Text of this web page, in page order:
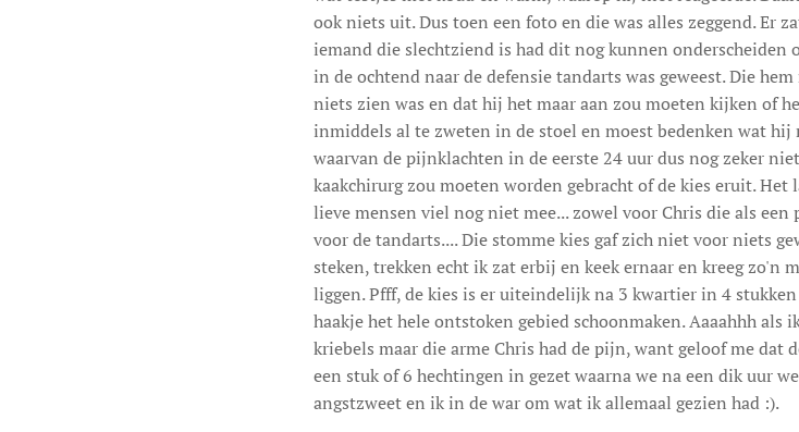
ook niets uit. Dus toen een foto en die was alles zeggend. Er
iemand die slechtziend is had dit nog kunnen
in de ochtend naar de defensie tandarts was geweest. Die
niets zien was en dat hij het maar aan zou moeten kijken of
inmiddels al te zweten in de stoel en moest bedenken wat
waarvan de pijnklachten in de eerste 24 uur dus nog zeker
kaakchirurg zou moeten worden gebracht of de kies eruit.
lieve mensen viel nog niet mee... zowel voor Chris die als
voor de tandarts.... Die stomme kies gaf zich niet voor niets
steken, trekken echt ik zat erbij en keek ernaar en kreeg zo'n
liggen. Pfff, de kies is er uiteindelijk na 3 kwartier in 4
haakje het hele ontstoken gebied schoonmaken. Aaaahhh als
kriebels maar die arme Chris had de pijn, want geloof me dat
een stuk of 6 hechtingen in gezet waarna we na een dik uur
angstzweet en ik in de war om wat ik allemaal gezien had :).